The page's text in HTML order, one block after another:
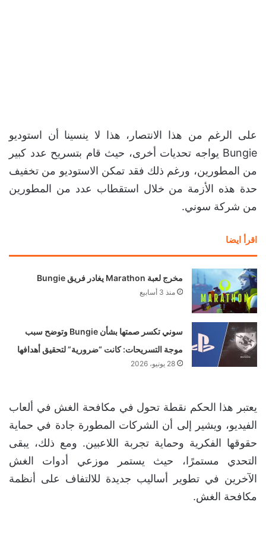
على الرغم من هذا الانتصار، هذا لا ينسينا أن استوديو
Bungie يواجه تحديات أخرى، حيث قام بتسريح عدد كبير
من المطورين، ورغم ذلك فقد تمكن الاستوديو من تخفيف
حدة هذه الأزمة من خلال استقطاب عدد من المطورين
من شركة سوني.
اقرأ ايضا
مخرج لعبة Marathon يغادر فريق Bungie
منذ 3 أسابيع
سوني تكسر صمتها بشأن Bungie وتوضح سبب
موجة التسريحات: كانت “ضرورية” لتحقيق أهدافها
28 يونيو، 2026
يعتبر هذا الحكم نقطة تحول في مكافحة الغش في ألعاب
الفيديو، ويشير إلى أن الشركات المطورة جادة في حماية
حقوقها الفكرية وحماية تجربة اللاعبين. ومع ذلك، يبقى
التحدي مستمرًا، حيث يستمر موزعي أدوات الغش
الآخرين في تطوير أساليب جديدة للالتفاف على أنظمة
مكافحة الغش.